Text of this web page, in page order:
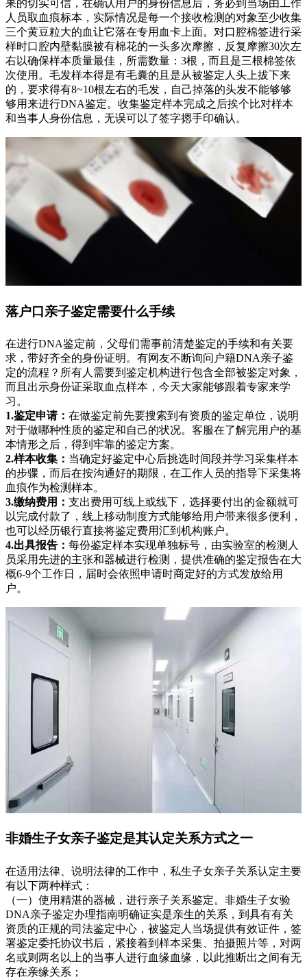
果的切实可信，在确认用户的身份信息后，务必到当场由工作
人员取血痕标本，实际情况是每一个接收检测的对象至少收集
三个黄豆粒大的血让它落在专用血卡上面。对口腔棉签进行采
样时口腔内壁黏膜被有棉花的一头多次摩擦，反复摩擦30次左
右以确保样本质量最佳，所需数量：3根，而且是三根棉签依
次使用。毛发样本得是有毛囊的且是从被鉴定人头上拔下来
的，要求得有8~10根左右的毛发，自己掉落的头发不能够够
够用来进行DNA鉴定。收集鉴定样本完成之后挨个比对样本
和当事人身份信息，无误可以了签字摁手印确认。
落户口亲子鉴定需要什么手续
在进行DNA鉴定前，父母们需事前清楚鉴定的手续和有关要
求，带好齐全的身份证明。有网友不断询问户籍DNA亲子鉴
定的流程？所有人需要到鉴定机构进行包含全部被鉴定对象，
而且出示身份证采取血点样本，今天大家能够跟着专家来学
习。
1.鉴定申请： 在做鉴定前先要搜索到有资质的鉴定单位，说明
对于做哪种性质的鉴定和自己的状况。客服在了解完用户的基
本情形之后，得到牢靠的鉴定方案。
2.样本收集： 当确定好鉴定中心后挑选时间段并学习采集样本
的步骤，而后在按沟通好的期限，在工作人员的指导下采集将
血痕作为检测样本。
3.缴纳费用： 支出费用可线上或线下，选择要付出的金额就可
以完成付款了，线上移动制度方式能够给用户带来很多便利，
也可以经历银行直接将鉴定费用汇到机构账户。
4.出具报告： 每份鉴定样本实现单独标号，由实验室的检测人
员采用先进的主张和器械进行检测，提供准确的鉴定报告在大
概6-9个工作日，届时会依照申请时商定好的方式发放给用
户。
非婚生子女亲子鉴定是其认定关系方式之一
在适用法律、说明法律的工作中，私生子女亲子关系认定主要
有以下两种样式：
（一）使用精湛的器械，进行亲子关系鉴定。非婚生子女验
DNA亲子鉴定办理指南明确证实是亲生的关系，到具有有关
资质的正规的司法鉴定中心，被鉴定人当场提供有效证件，签
署鉴定委托协议书后，紧接着到样本采集、拍摄照片等，对两
名或则两名以上的当事人进行血缘血缘，以此推断出之间有无
存在亲缘关系；